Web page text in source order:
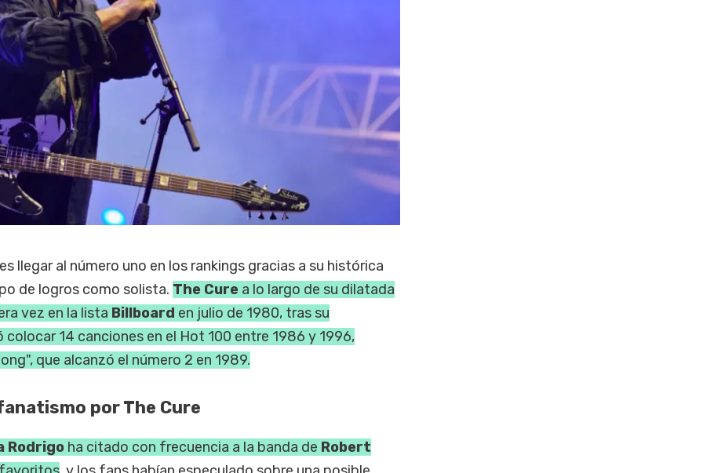
llegar al número uno en los rankings gracias a su histórica
de logros como solista. The Cure a lo largo de su dilatada
vez en la lista Billboard en julio de 1980, tras su
14 canciones en el Hot 100 entre 1986 y 1996,
que alcanzó el número 2 en 1989.
por The Cure
Rodrigo ha citado con frecuencia a la banda de Robert